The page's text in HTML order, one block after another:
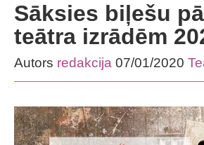
Sāksies biļešu
teātra izrādēm
Autors redakcija 07/01/2020